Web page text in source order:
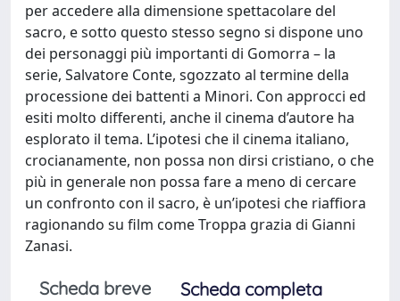
per accedere alla dimensione spettacolare del
sacro, e sotto questo stesso segno si dispone uno
dei personaggi più importanti di Gomorra – la
serie, Salvatore Conte, sgozzato al termine della
processione dei battenti a Minori. Con approcci ed
esiti molto differenti, anche il cinema d’autore ha
esplorato il tema. L’ipotesi che il cinema italiano,
crocianamente, non possa non dirsi cristiano, o che
più in generale non possa fare a meno di cercare
un confronto con il sacro, è un’ipotesi che riaffiora
ragionando su film come Troppa grazia di Gianni
Zanasi.
Scheda breve
Scheda completa